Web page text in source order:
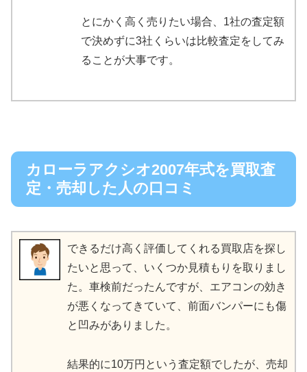
とにかく高く売りたい場合、1社の査定額
で決めずに3社くらいは比較査定をしてみ
ることが大事です。
カローラアクシオ2007年式を買取査
定・売却した人の口コミ
できるだけ高く評価してくれる買取店を探し
たいと思って、いくつか見積もりを取りまし
た。車検前だったんですが、エアコンの効き
が悪くなってきていて、前面バンパーにも傷
と凹みがありました。
結果的に10万円という査定額でしたが、売却